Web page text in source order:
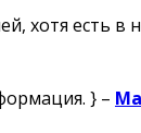
хотя есть
} –